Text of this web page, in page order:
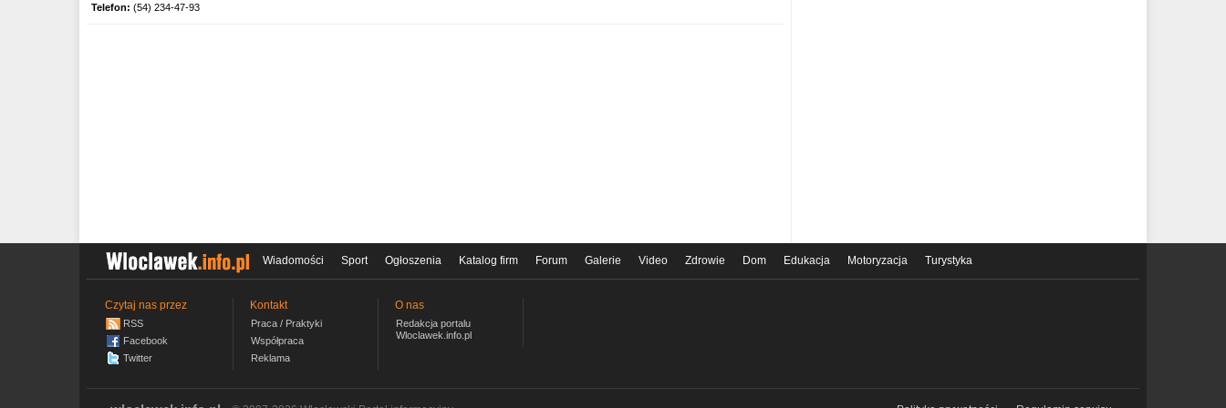
Telefon: (54) 234-47-93
Wiadomości Sport Ogłoszenia Katalog firm Forum Galerie Video Zdrowie Dom Edukacja Motoryzacja Turystyka
Czytaj nas przez
RSS
Facebook
Twitter
Kontakt
Praca / Praktyki
Współpraca
Reklama
O nas
Redakcja portalu
Wloclawek.info.pl